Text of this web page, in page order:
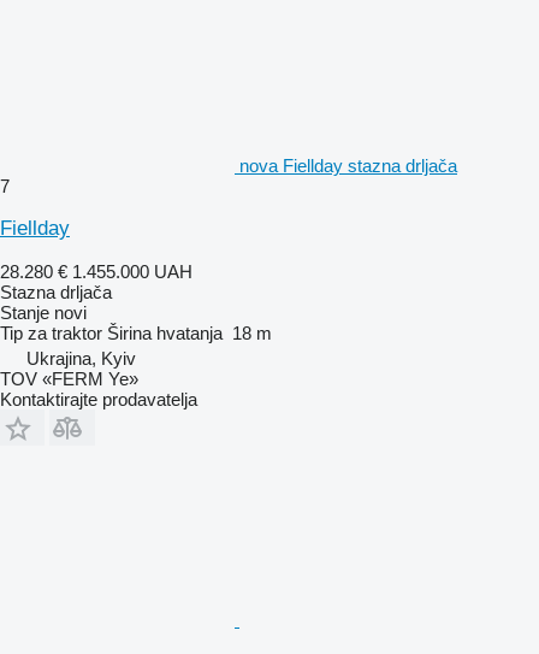
nova Fiellday stazna drljača
7
Fiellday
28.280 € 1.455.000 UAH
Stazna drljača
Stanje novi
Tip za traktor Širina hvatanja 18 m
Ukrajina, Kyiv
TOV «FERM Ye»
Kontaktirajte prodavatelja